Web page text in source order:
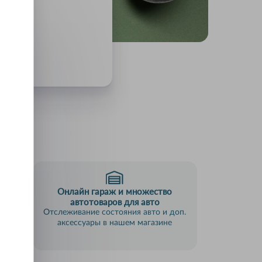
Онлайн гараж и множество
автотоваров для авто
Отслеживание состояния авто и доп.
аксессуары в нашем магазине